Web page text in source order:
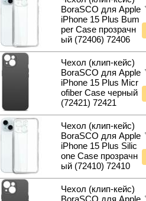
BoraSCO для Apple
iPhone 15 Plus Bum
per Case прозрачн
ый (72406) 72406
Чехол (клип-кейс)
BoraSCO для Apple
iPhone 15 Plus Micr
ofiber Case черный
(72421) 72421
Чехол (клип-кейс)
BoraSCO для Apple
iPhone 15 Plus Silic
one Case прозрачн
ый (72410) 72410
Чехол (клип-кейс)